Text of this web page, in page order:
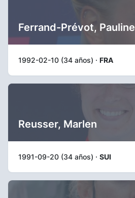
Ferrand-Prévot, Pauline
1992-02-10 (34 años) · FRA
Reusser, Marlen
1991-09-20 (34 años) · SUI